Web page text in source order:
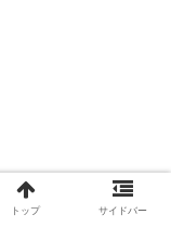
トップ サイドバー